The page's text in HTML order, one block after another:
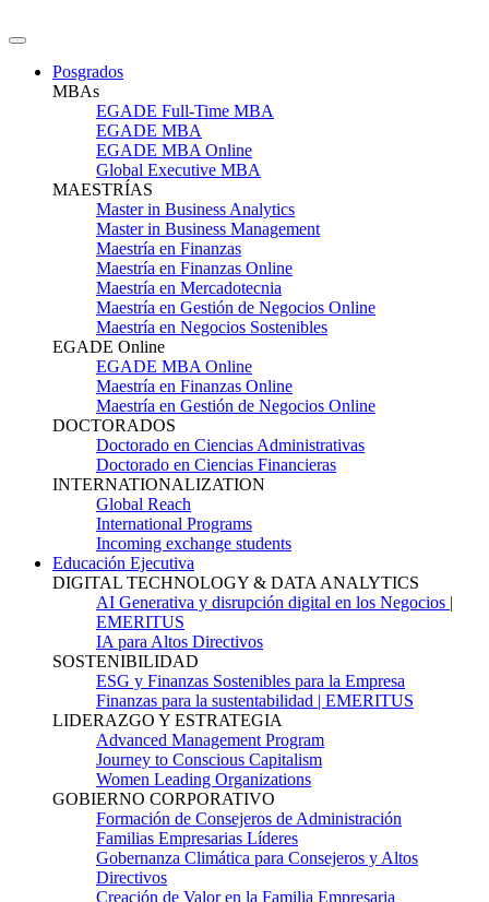
Posgrados
MBAs
EGADE Full-Time MBA
EGADE MBA
EGADE MBA Online
Global Executive MBA
MAESTRÍAS
Master in Business Analytics
Master in Business Management
Maestría en Finanzas
Maestría en Finanzas Online
Maestría en Mercadotecnia
Maestría en Gestión de Negocios Online
Maestría en Negocios Sostenibles
EGADE Online
EGADE MBA Online
Maestría en Finanzas Online
Maestría en Gestión de Negocios Online
DOCTORADOS
Doctorado en Ciencias Administrativas
Doctorado en Ciencias Financieras
INTERNATIONALIZATION
Global Reach
International Programs
Incoming exchange students
Educación Ejecutiva
DIGITAL TECHNOLOGY & DATA ANALYTICS
AI Generativa y disrupción digital en los Negocios |
EMERITUS
IA para Altos Directivos
SOSTENIBILIDAD
ESG y Finanzas Sostenibles para la Empresa
Finanzas para la sustentabilidad | EMERITUS
LIDERAZGO Y ESTRATEGIA
Advanced Management Program
Journey to Conscious Capitalism
Women Leading Organizations
GOBIERNO CORPORATIVO
Formación de Consejeros de Administración
Familias Empresarias Líderes
Gobernanza Climática para Consejeros y Altos
Directivos
Creación de Valor en la Familia Empresaria